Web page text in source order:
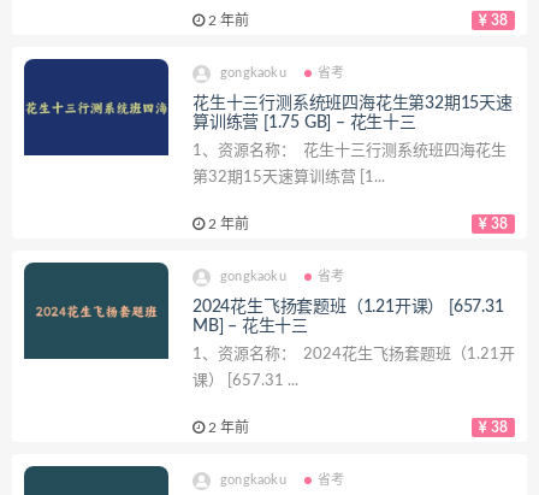
2 年前 38
gongkaoku 省考
花生十三行测系统班四海花生第32期15天速
算训练营 [1.75 GB] – 花生十三
1、资源名称： 花生十三行测系统班四海花生
第32期15天速算训练营 [1...
2 年前 38
gongkaoku 省考
2024花生飞扬套题班（1.21开课） [657.31
MB] – 花生十三
1、资源名称： 2024花生飞扬套题班（1.21开
课） [657.31 ...
2 年前 38
gongkaoku 省考